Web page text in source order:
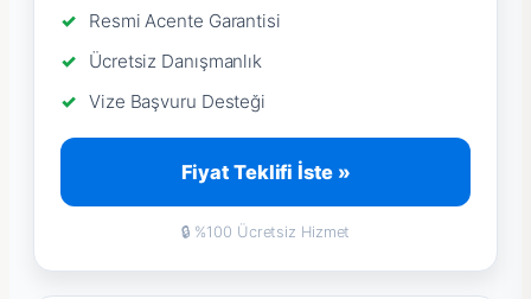
Resmi Acente Garantisi
Ücretsiz Danışmanlık
Vize Başvuru Desteği
Fiyat Teklifi İste »
🔒 %100 Ücretsiz Hizmet